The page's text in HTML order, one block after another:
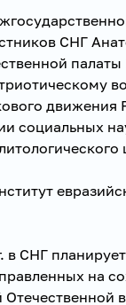
СНГ
социальных
в СНГ
на